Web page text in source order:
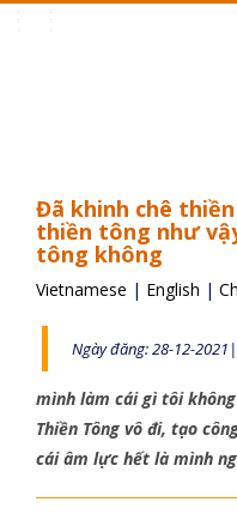
Đã khinh chê
thiền tông như
tông không
Vietnamese | English |
Ngày đăng: 28-12-
mình làm cái gì tôi
Thiền Tông vô đi, tạo
cái âm lực hết là mình